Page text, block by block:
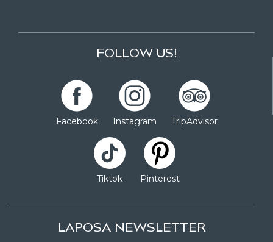
FOLLOW US!
Facebook Instagram TripAdvisor
Tiktok Pinterest
LAPOSA NEWSLETTER